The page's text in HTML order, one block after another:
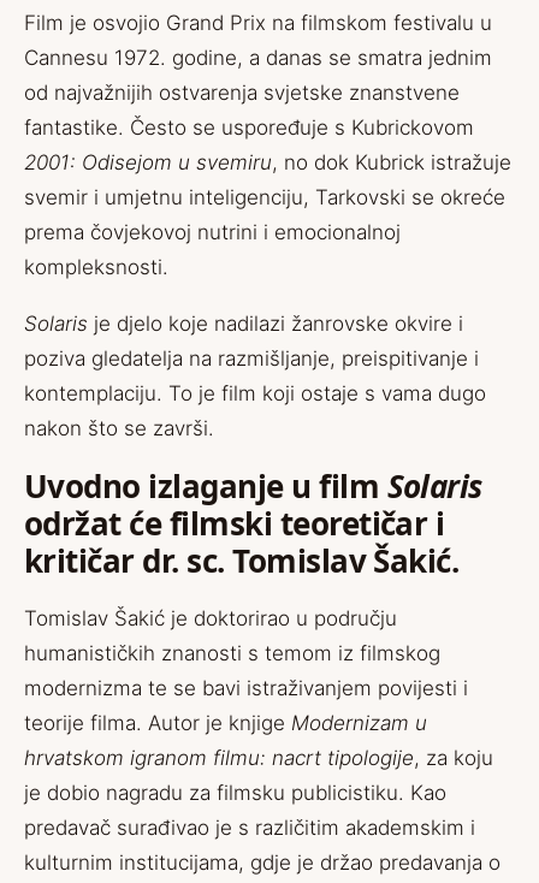
Film je osvojio Grand Prix na filmskom festivalu u
Cannesu 1972. godine, a danas se smatra jednim
od najvažnijih ostvarenja svjetske znanstvene
fantastike. Često se uspoređuje s Kubrickovom
2001: Odisejom u svemiru, no dok Kubrick istražuje
svemir i umjetnu inteligenciju, Tarkovski se okreće
prema čovjekovoj nutrini i emocionalnoj
kompleksnosti.
Solaris je djelo koje nadilazi žanrovske okvire i
poziva gledatelja na razmišljanje, preispitivanje i
kontemplaciju. To je film koji ostaje s vama dugo
nakon što se završi.
Uvodno izlaganje u film Solaris
održat će filmski teoretičar i
kritičar dr. sc. Tomislav Šakić.
Tomislav Šakić je doktorirao u području
humanističkih znanosti s temom iz filmskog
modernizma te se bavi istraživanjem povijesti i
teorije filma. Autor je knjige Modernizam u
hrvatskom igranom filmu: nacrt tipologije, za koju
je dobio nagradu za filmsku publicistiku. Kao
predavač surađivao je s različitim akademskim i
kulturnim institucijama, gdje je držao predavanja o